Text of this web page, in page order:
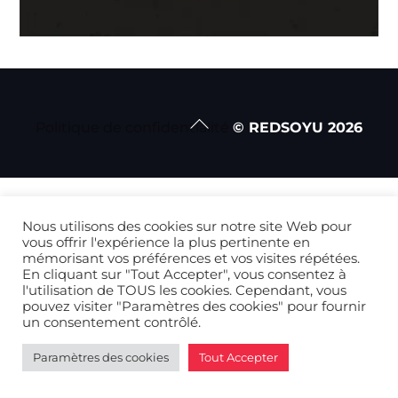
Back
Top
Politique de confidentialité © REDSOYU 2026
Nous utilisons des cookies sur notre site Web pour
vous offrir l'expérience la plus pertinente en
mémorisant vos préférences et vos visites répétées.
En cliquant sur "Tout Accepter", vous consentez à
l'utilisation de TOUS les cookies. Cependant, vous
pouvez visiter "Paramètres des cookies" pour fournir
un consentement contrôlé.
Paramètres des cookies Tout Accepter